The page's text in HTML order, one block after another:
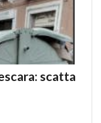
scatta